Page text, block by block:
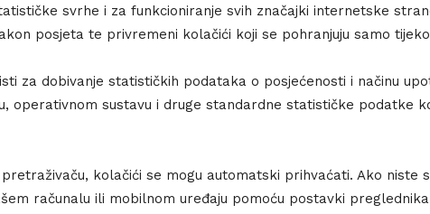
svrhe i za funkcioniranje svih značajki internetske
posjeta te privremeni kolačići koji se pohranjuju samo
za dobivanje statističkih podataka o posjećenosti i načinu
operativnom sustavu i druge standardne statističke podatke
kolačići se mogu automatski prihvaćati. Ako
računalu ili mobilnom uređaju pomoću postavki